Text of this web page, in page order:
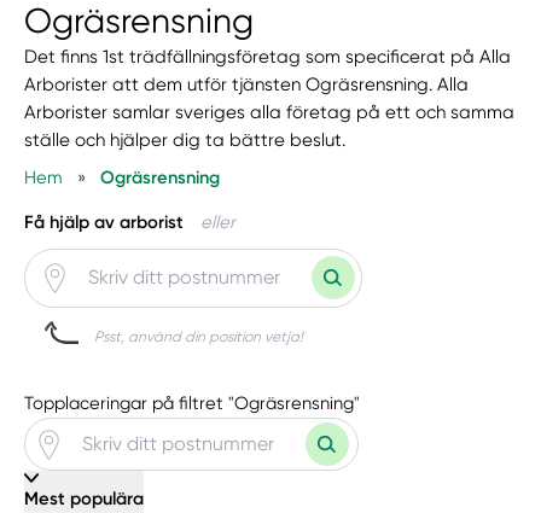
Ogräsrensning
Det finns 1st trädfällningsföretag som specificerat på Alla
Arborister att dem utför tjänsten Ogräsrensning. Alla
Arborister samlar sveriges alla företag på ett och samma
ställe och hjälper dig ta bättre beslut.
Hem
» Ogräsrensning
Få hjälp av arborist eller
Psst, använd din position vetja!
Topplaceringar på filtret "Ogräsrensning"
Mest populära